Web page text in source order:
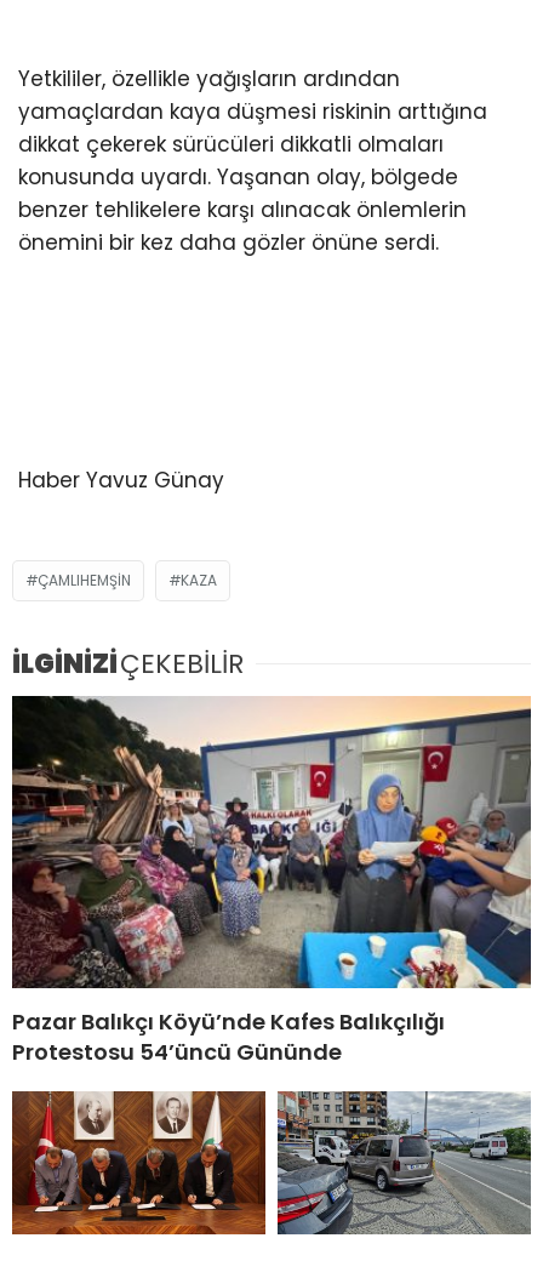
Yetkililer, özellikle yağışların ardından
yamaçlardan kaya düşmesi riskinin arttığına
dikkat çekerek sürücüleri dikkatli olmaları
konusunda uyardı. Yaşanan olay, bölgede
benzer tehlikelere karşı alınacak önlemlerin
önemini bir kez daha gözler önüne serdi.
Haber Yavuz Günay
ÇAMLIHEMŞIN KAZA
İLGİNİZİÇEKEBİLİR
Pazar Balıkçı Köyü’nde Kafes Balıkçılığı
Protestosu 54’üncü Gününde